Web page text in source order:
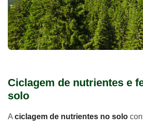
Ciclagem de nutrientes e
solo
Aciclagem de nutrientes no solo